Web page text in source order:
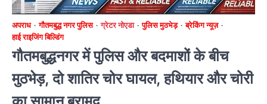
अपराध गौतमबुद्ध नगर पुलिस ग्रेटर नोएडा पुलिस मुठभेड़
ब्रेकिंग न्यूज़
हाई राइजिंग बिल्डिंग
गौतमबुद्धनगर में पुलिस और बदमाशों के बीच
मुठभेड़, दो शातिर चोर घायल, हथियार और चोरी